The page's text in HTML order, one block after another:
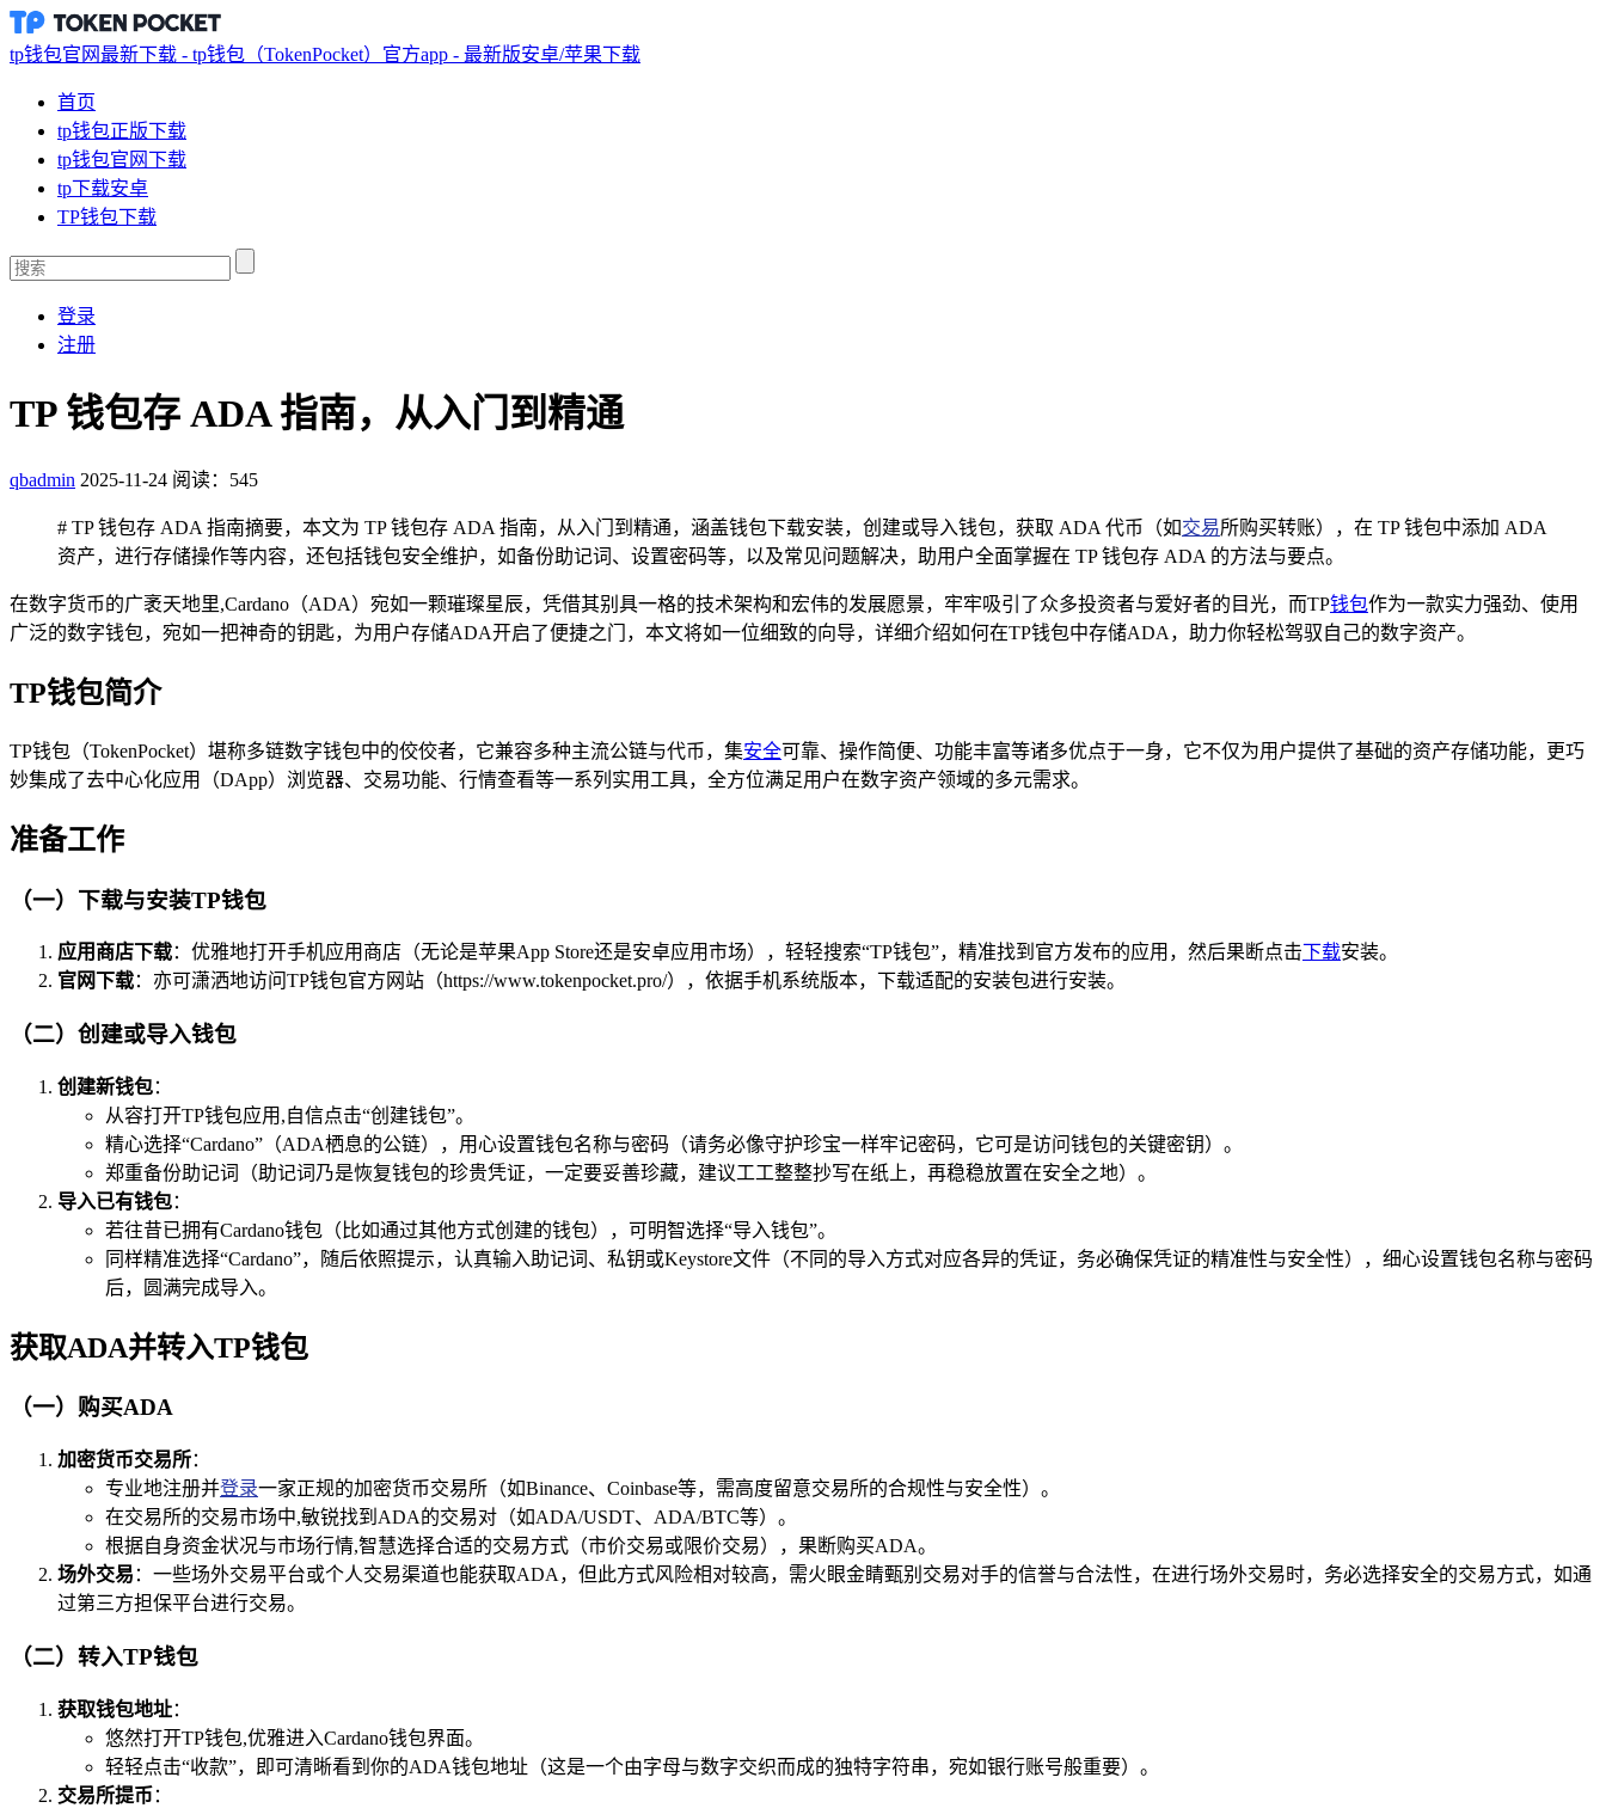
tp钱包官网最新下载 - tp钱包（TokenPocket）官方app - 最新版安卓/苹果下载
首页
tp钱包正版下载
tp钱包官网下载
tp下载安卓
TP钱包下载
登录
注册
TP 钱包存 ADA 指南，从入门到精通
qbadmin 2025-11-24 阅读：545
# TP 钱包存 ADA 指南摘要，本文为 TP 钱包存 ADA 指南，从入门到精通，涵盖钱包下载安装，创建或导入钱包，获取 ADA 代币（如交易所购买转账），在 TP 钱包中添加 ADA
资产，进行存储操作等内容，还包括钱包安全维护，如备份助记词、设置密码等，以及常见问题解决，助用户全面掌握在 TP 钱包存 ADA 的方法与要点。
在数字货币的广袤天地里,Cardano（ADA）宛如一颗璀璨星辰，凭借其别具一格的技术架构和宏伟的发展愿景，牢牢吸引了众多投资者与爱好者的目光，而TP钱包作为一款实力强劲、使用
广泛的数字钱包，宛如一把神奇的钥匙，为用户存储ADA开启了便捷之门，本文将如一位细致的向导，详细介绍如何在TP钱包中存储ADA，助力你轻松驾驭自己的数字资产。
TP钱包简介
TP钱包（TokenPocket）堪称多链数字钱包中的佼佼者，它兼容多种主流公链与代币，集安全可靠、操作简便、功能丰富等诸多优点于一身，它不仅为用户提供了基础的资产存储功能，更巧
妙集成了去中心化应用（DApp）浏览器、交易功能、行情查看等一系列实用工具，全方位满足用户在数字资产领域的多元需求。
准备工作
（一）下载与安装TP钱包
应用商店下载：优雅地打开手机应用商店（无论是苹果App Store还是安卓应用市场），轻轻搜索“TP钱包”，精准找到官方发布的应用，然后果断点击下载安装。
官网下载：亦可潇洒地访问TP钱包官方网站（https://www.tokenpocket.pro/），依据手机系统版本，下载适配的安装包进行安装。
（二）创建或导入钱包
创建新钱包：
从容打开TP钱包应用,自信点击“创建钱包”。
精心选择“Cardano”（ADA栖息的公链），用心设置钱包名称与密码（请务必像守护珍宝一样牢记密码，它可是访问钱包的关键密钥）。
郑重备份助记词（助记词乃是恢复钱包的珍贵凭证，一定要妥善珍藏，建议工工整整抄写在纸上，再稳稳放置在安全之地）。
导入已有钱包：
若往昔已拥有Cardano钱包（比如通过其他方式创建的钱包），可明智选择“导入钱包”。
同样精准选择“Cardano”，随后依照提示，认真输入助记词、私钥或Keystore文件（不同的导入方式对应各异的凭证，务必确保凭证的精准性与安全性），细心设置钱包名称与密码
后，圆满完成导入。
获取ADA并转入TP钱包
（一）购买ADA
加密货币交易所：
专业地注册并登录一家正规的加密货币交易所（如Binance、Coinbase等，需高度留意交易所的合规性与安全性）。
在交易所的交易市场中,敏锐找到ADA的交易对（如ADA/USDT、ADA/BTC等）。
根据自身资金状况与市场行情,智慧选择合适的交易方式（市价交易或限价交易），果断购买ADA。
场外交易 ：一些场外交易平台或个人交易渠道也能获取ADA，但此方式风险相对较高，需火眼金睛甄别交易对手的信誉与合法性，在进行场外交易时，务必选择安全的交易方式，如通
过第三方担保平台进行交易。
（二）转入TP钱包
获取钱包地址：
悠然打开TP钱包,优雅进入Cardano钱包界面。
轻轻点击“收款”，即可清晰看到你的ADA钱包地址（这是一个由字母与数字交织而成的独特字符串，宛如银行账号般重要）。
交易所提币 ：